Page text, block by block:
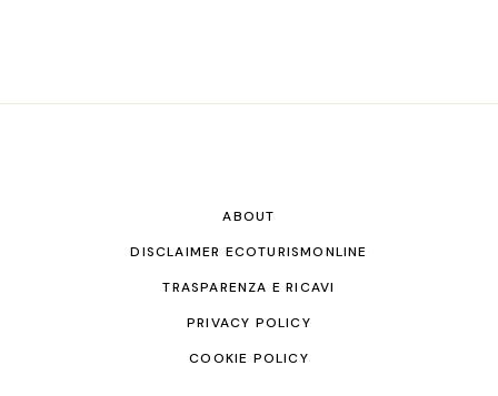
ABOUT
DISCLAIMER ECOTURISMONLINE
TRASPARENZA E RICAVI
PRIVACY POLICY
COOKIE POLICY